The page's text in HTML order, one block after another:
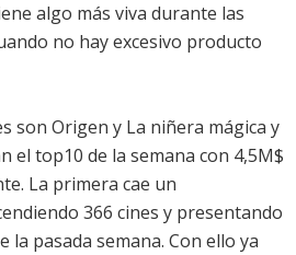
algo más viva durante las
no hay excesivo producto
son Origen y La niñera mágica y
el top10 de la semana con 4,5M$
La primera cae un
366 cines y presentando
la pasada semana. Con ello ya